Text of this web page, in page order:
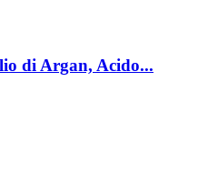
di Argan, Acido...